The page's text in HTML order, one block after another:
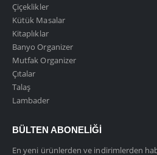
Çiçeklikler
Kütük Masalar
Kitaplıklar
Banyo Organizer
Mutfak Organizer
Çıtalar
Talaş
Lambader
BÜLTEN ABONELIĞI
En yeni ürünlerden ve indirimlerden